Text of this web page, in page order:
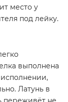
место у
под лейку.
выполнена
исполнении,
Латунь в